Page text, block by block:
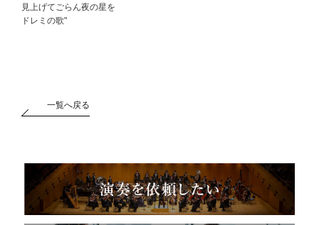
見上げてごらん夜の星を
ドレミの歌"
一覧へ戻る